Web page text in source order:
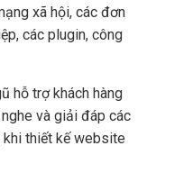
xã hội, các đơn
các plugin, công
hỗ trợ khách hàng
và giải đáp các
khi thiết kế website